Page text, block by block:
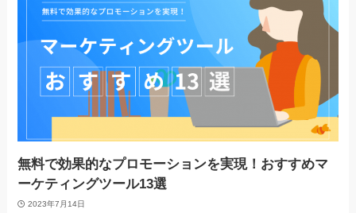
無料で効果的なプロモーションを実現！おすすめマ
ーケティングツール13選
2023年7月14日